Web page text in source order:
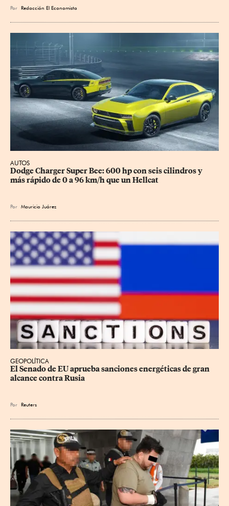
Por Redacción El Economista
AUTOS
Dodge Charger Super Bee: 600 hp con seis cilindros y
más rápido de 0 a 96 km/h que un Hellcat
Por Mauricio Juárez
GEOPOLÍTICA
El Senado de EU aprueba sanciones energéticas de gran
alcance contra Rusia
Por Reuters